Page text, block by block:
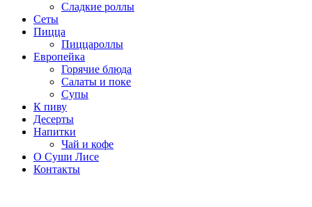
Сладкие роллы
Сеты
Пицца
Пиццароллы
Европейка
Горячие блюда
Салаты и поке
Супы
К пиву
Десерты
Напитки
Чай и кофе
О Суши Лисе
Контакты